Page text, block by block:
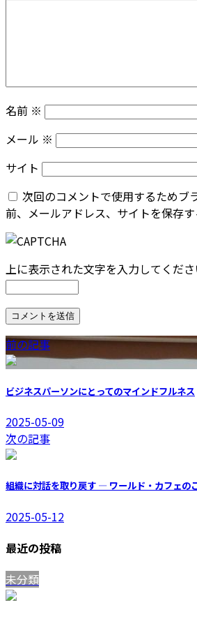
名前 ※
メール ※
サイト
次回のコメントで使用するためブ
前、メールアドレス、サイトを保存す
上に表示された文字を入力してくださ
前の記事
ビジネスパーソンにとってのマインドフルネス
2025-05-09
次の記事
組織に対話を取り戻す ― ワールド・カフェの
2025-05-12
最近の投稿
未分類